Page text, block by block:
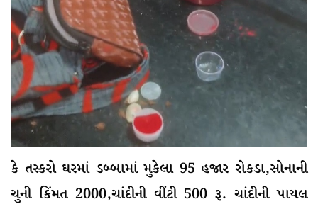
કે તસ્કરો ઘરમાં ડબ્બામાં મુકેલા 95 હજાર રોકડા,સોનાની
ચુની કિંમત 2000,ચાંદીની વીંટી 500 રૂ. ચાંદીની પાયલ